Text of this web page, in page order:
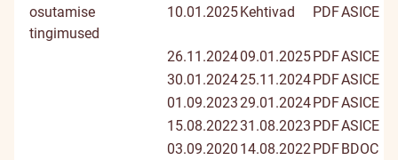
osutamise
tingimused
10.01.2025Kehtivad PDFASICE
26.11.202409.01.2025PDFASICE
30.01.202425.11.2024PDFASICE
01.09.202329.01.2024PDFASICE
15.08.202231.08.2023 PDFASICE
03.09.2020 14.08.2022PDFBDOC